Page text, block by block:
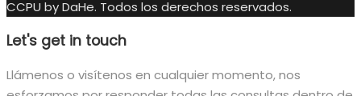
CCPU by DaHe. Todos los derechos reservados.
Let's get in touch
Llámenos o visítenos en cualquier momento, nos